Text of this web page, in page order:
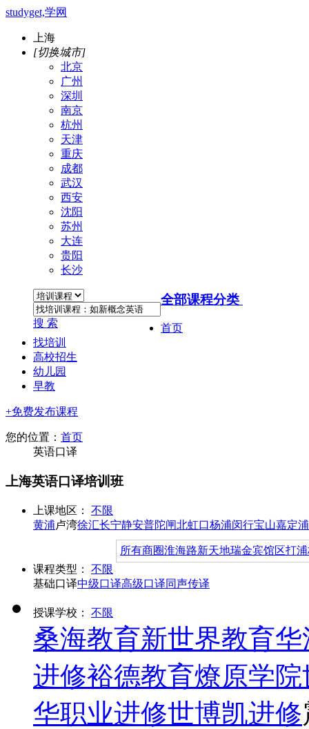
studyget,学网
上海
[切换城市]
北京
广州
深圳
南京
杭州
天津
重庆
成都
武汉
西安
沈阳
苏州
大连
贵阳
长沙
搜 索
全部课程分类
首页
找培训
高校招生
幼儿园
早教
+免费发布课程
您的位置： 首页
英语口译
上海英语口译培训班
上课地区：
不限
黄浦卢湾徐汇长宁静安普陀闸北虹口杨浦闵行宝山嘉定
所有商圈淮海路新天地瑞金宾馆区打
课程类型：
不限
基础口译中级口译高级口译同声传译
授课学校： 不限
桑海教育新世界教育华
进修裕德教育燎原学院
华职业进修世博凯进修